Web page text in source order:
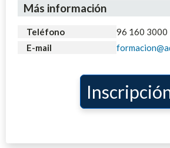
Más información
Teléfono
96 160 3000
E-mail